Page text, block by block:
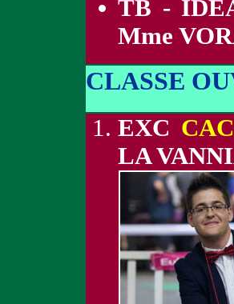
TB -
Mme
CLASSE
EXC
LA